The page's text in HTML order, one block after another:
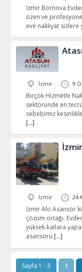
İzmir Bornova
özen ve
eve nakliyat sizlere
İzmir 9
Birçok Hizmetle
sektöründe en
sebebimiz
[…]
İzmir 24
İzmir Alo Asansör
çözüm ortağı.
yüksek katlara
asansörü […]
Sayfa 1 - 3 1